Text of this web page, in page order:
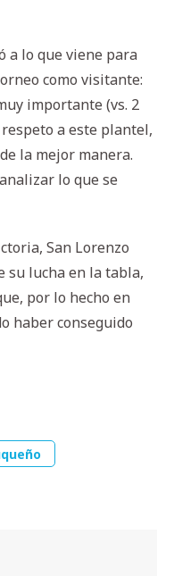
a lo que viene para
como visitante:
importante (vs. 2
respeto a este plantel,
la mejor manera.
lo que se
San Lorenzo
su lucha en la tabla,
por lo hecho en
haber conseguido